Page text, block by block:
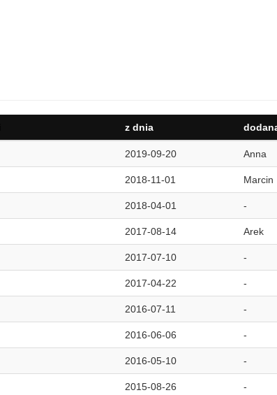
z dnia
2019-09-20 Anna
2018-11-01 Marcin
2018-04-01 -
2017-08-14 Arek
2017-07-10 -
2017-04-22 -
2016-07-11 -
2016-06-06 -
2016-05-10 -
2015-08-26 -